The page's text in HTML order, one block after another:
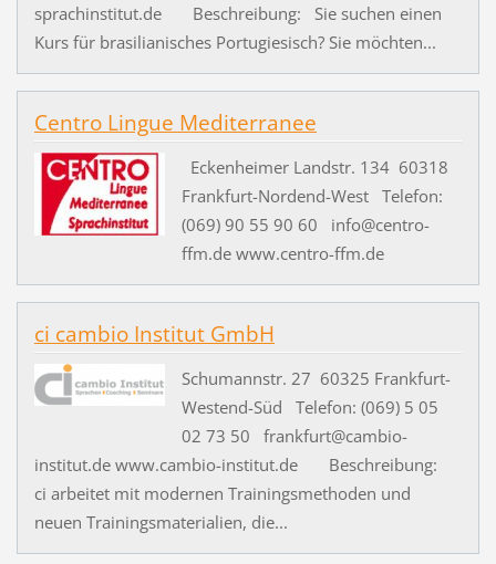
sprachinstitut.de Beschreibung: Sie suchen einen
Kurs für brasilianisches Portugiesisch? Sie möchten...
Centro Lingue Mediterranee
Eckenheimer Landstr. 134 60318
Frankfurt-Nordend-West Telefon:
(069) 90 55 90 60 info@centro-
ffm.de www.centro-ffm.de
ci cambio Institut GmbH
Schumannstr. 27 60325 Frankfurt-
Westend-Süd Telefon: (069) 5 05
02 73 50 frankfurt@cambio-
institut.de www.cambio-institut.de Beschreibung:
ci arbeitet mit modernen Trainingsmethoden und
neuen Trainingsmaterialien, die...